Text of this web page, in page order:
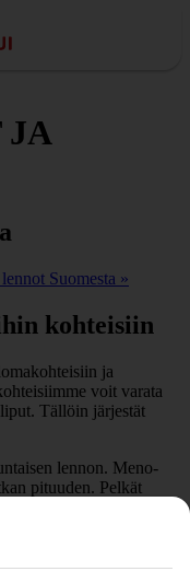
JA
Suomesta »
kohteisiin
ja
voit varata
Tällöin järjestät
lennon. Meno-
pituuden. Pelkät
että lentojen